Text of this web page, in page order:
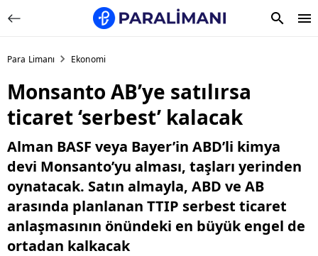
Para Limanı Ekonomi
Monsanto AB’ye satılırsa
ticaret ‘serbest’ kalacak
Alman BASF veya Bayer’in ABD’li kimya
devi Monsanto’yu alması, taşları yerinden
oynatacak. Satın almayla, ABD ve AB
arasında planlanan TTIP serbest ticaret
anlaşmasının önündeki en büyük engel de
ortadan kalkacak